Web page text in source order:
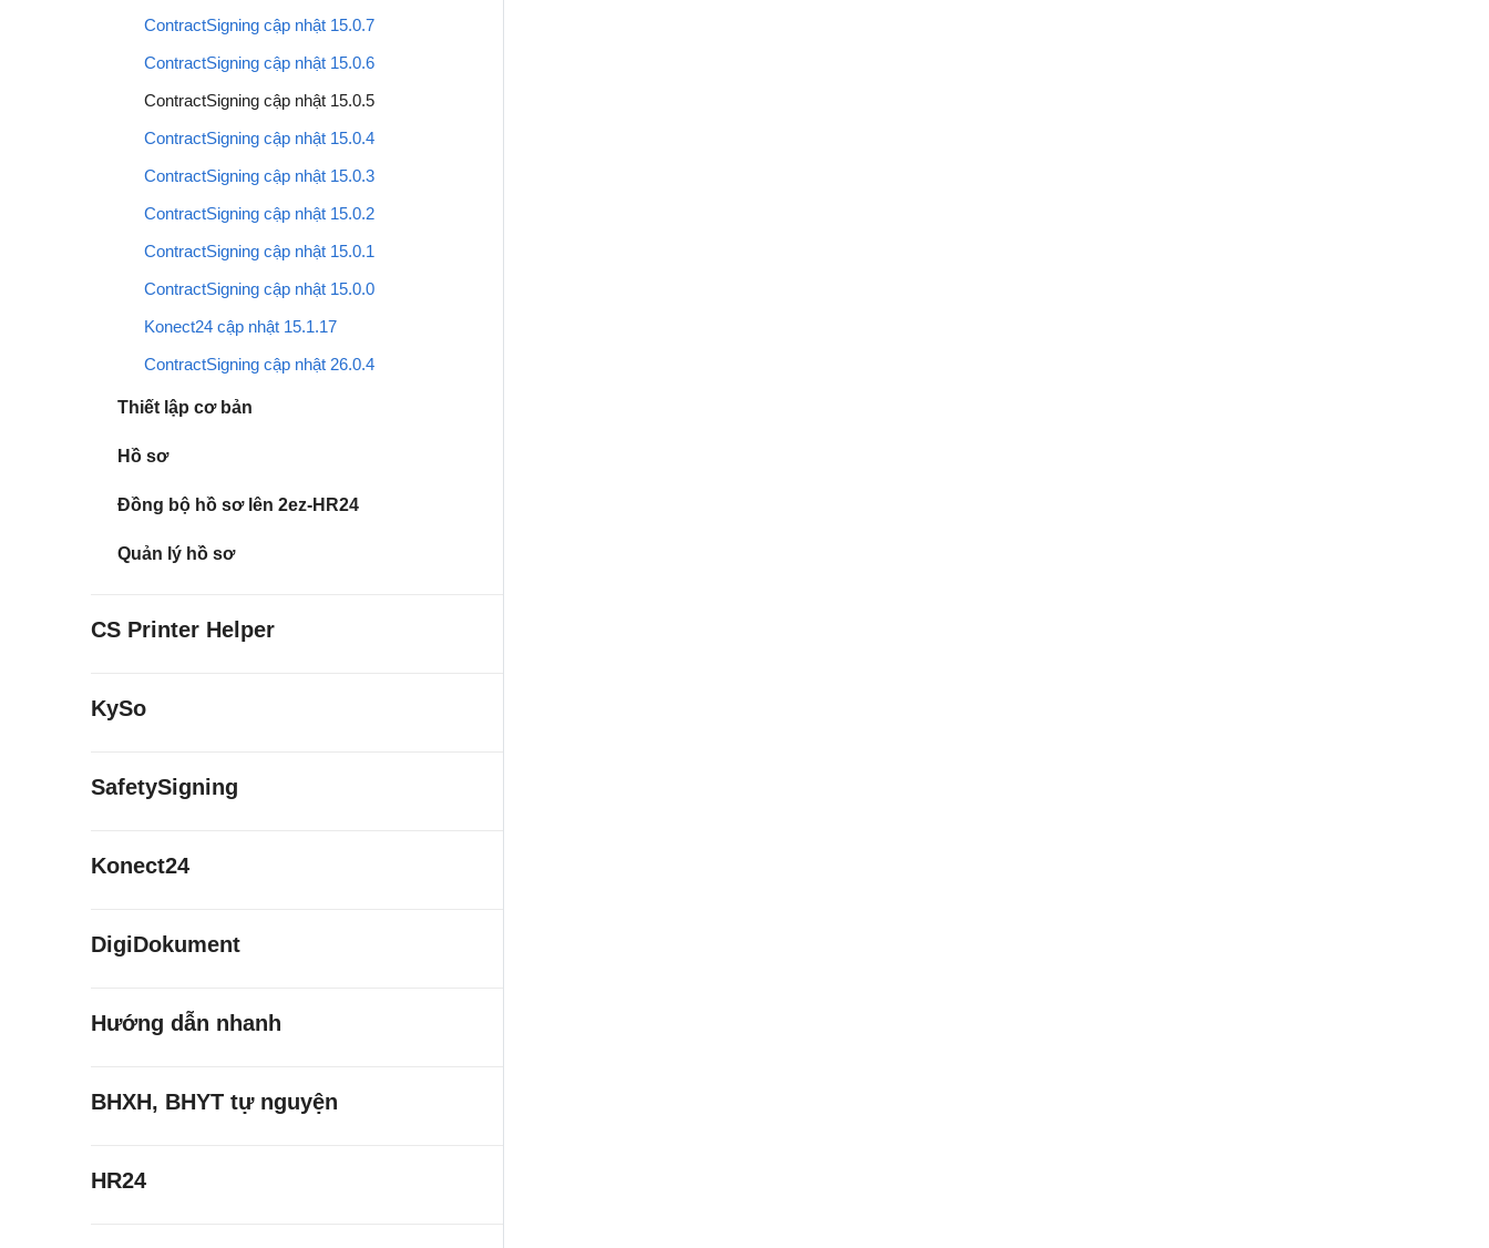
ContractSigning cập nhật 15.0.7
ContractSigning cập nhật 15.0.6
ContractSigning cập nhật 15.0.5
ContractSigning cập nhật 15.0.4
ContractSigning cập nhật 15.0.3
ContractSigning cập nhật 15.0.2
ContractSigning cập nhật 15.0.1
ContractSigning cập nhật 15.0.0
Konect24 cập nhật 15.1.17
ContractSigning cập nhật 26.0.4
Thiết lập cơ bản
Hồ sơ
Đồng bộ hồ sơ lên 2ez-HR24
Quản lý hồ sơ
CS Printer Helper
KySo
SafetySigning
Konect24
DigiDokument
Hướng dẫn nhanh
BHXH, BHYT tự nguyện
HR24